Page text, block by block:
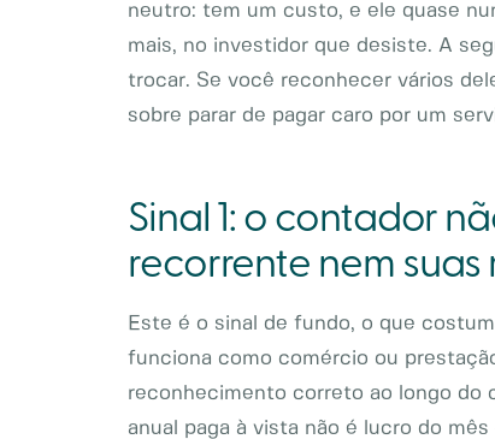
neutro: tem um custo, e ele quase
mais, no investidor que desiste. A
trocar. Se você reconhecer vários
sobre parar de pagar caro por um
Sinal 1: o contador
recorrente nem suas
Este é o sinal de fundo, o que
funciona como comércio ou
reconhecimento correto ao longo do
anual paga à vista não é lucro do